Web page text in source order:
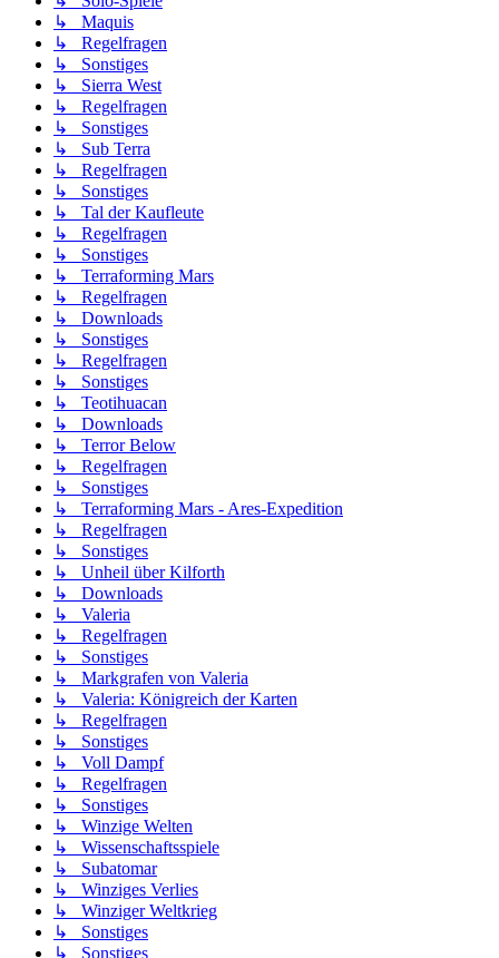
↳ Maquis
↳ Regelfragen
↳ Sonstiges
↳ Sierra West
↳ Regelfragen
↳ Sonstiges
↳ Sub Terra
↳ Regelfragen
↳ Sonstiges
↳ Tal der Kaufleute
↳ Regelfragen
↳ Sonstiges
↳ Terraforming Mars
↳ Regelfragen
↳ Downloads
↳ Sonstiges
↳ Regelfragen
↳ Sonstiges
↳ Teotihuacan
↳ Downloads
↳ Terror Below
↳ Regelfragen
↳ Sonstiges
↳ Terraforming Mars - Ares-Expedition
↳ Regelfragen
↳ Sonstiges
↳ Unheil über Kilforth
↳ Downloads
↳ Valeria
↳ Regelfragen
↳ Sonstiges
↳ Markgrafen von Valeria
↳ Valeria: Königreich der Karten
↳ Regelfragen
↳ Sonstiges
↳ Voll Dampf
↳ Regelfragen
↳ Sonstiges
↳ Winzige Welten
↳ Wissenschaftsspiele
↳ Subatomar
↳ Winziges Verlies
↳ Winziger Weltkrieg
↳ Sonstiges
↳ Sonstiges